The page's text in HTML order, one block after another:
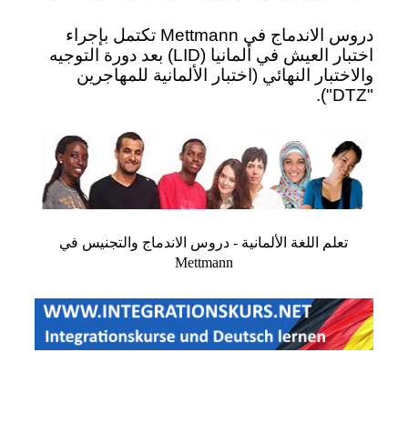
دروس الاندماج في Mettmann تكتمل بإجراء
اختبار العيش في ألمانيا (LID) بعد دورة التوجيه
والاختبار النهائي (اختبار الألمانية للمهاجرين
"DTZ").
تعلم اللغة الألمانية - دروس الاندماج والتجنيس في
Mettmann